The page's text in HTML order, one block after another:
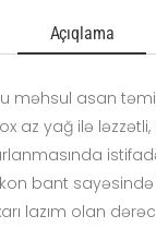
Açıqlama
məhsul asan
az yağ ilə
bant
lazım olan